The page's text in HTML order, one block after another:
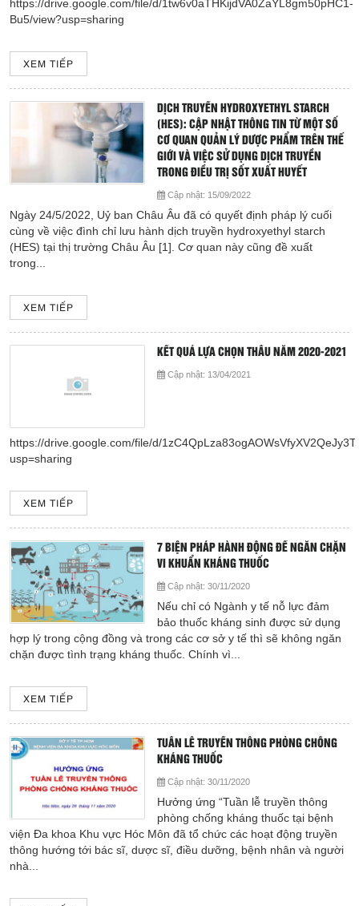
nguyên liệu valsartan do Công ty Zhejiang Huahai Pharmaceutical -
Về việc đảm bảo cung ứng thuốc Histamin 1mg/1ml và Glucagon
Về việc cung ứng thuốc Protamine
DANH MỤC THUỐC BIỆT DƯỢC VÀ GENERIC TRÚNG THẦU
DANH MỤC THUỐC PHẢI KIỂM SOÁT ĐẶC BIỆT (theo Thông tư
số: 20/2017/TT-BYT ngày 10 tháng 5 năm 2017 của Bộ trưởng Bộ Y tế)
Đóng
https://drive.google.com/file/d/1tw6v0aTHKijdVA0ZaYL8gm50pHC1-
Bu5/view?usp=sharing
XEM TIẾP
DỊCH TRUYỀN HYDROXYETHYL STARCH
(HES): CẬP NHẬT THÔNG TIN TỪ MỘT SỐ
CƠ QUAN QUẢN LÝ DƯỢC PHẨM TRÊN THẾ
GIỚI VÀ VIỆC SỬ DỤNG DỊCH TRUYỀN
TRONG ĐIỀU TRỊ SỐT XUẤT HUYẾT
Cập nhật: 15/09/2022
Ngày 24/5/2022, Uỷ ban Châu Âu đã có quyết định pháp lý cuối
cùng về việc đình chỉ lưu hành dịch truyền hydroxyethyl starch
(HES) tại thị trường Châu Âu [1]. Cơ quan này cũng đề xuất
trong...
XEM TIẾP
KẾT QUẢ LỰA CHỌN THẦU NĂM 2020-2021
Cập nhật: 13/04/2021
https://drive.google.com/file/d/
usp=sharing
XEM TIẾP
7 BIỆN PHÁP HÀNH ĐỘNG ĐỂ NGĂN CHẶN
VI KHUẨN KHÁNG THUỐC
Cập nhật: 30/11/2020
Nếu chỉ có Ngành y tế nỗ lực đảm
bảo thuốc kháng sinh được sử dụng
hợp lý trong cộng đồng và trong các cơ sở y tế thì sẽ không ngăn
chặn được tình trạng kháng thuốc. Chính vì...
XEM TIẾP
TUẦN LỄ TRUYỀN THÔNG PHÒNG CHỐNG
KHÁNG THUỐC
Cập nhật: 30/11/2020
Hưởng ứng “Tuần lễ truyền thông
phòng chống kháng thuốc tại bệnh
viện Đa khoa Khu vực Hóc Môn đã tổ chức các hoạt động truyền
thông hướng tới bác sĩ, dược sĩ, điều dưỡng, bệnh nhân và người
nhà...
Hoạt động chuyên môn
Thông báo từ bệnh viện
Thông tin dược phẩm
Công tác xã hội
Hoạt động đoàn thể
Hướng dẫn bệnh nhân
Sơ đồ bệnh viện
Thư viện
Lịch làm việc
Thư giãn
Chỉ số bệnh viện
Báo cáo CTQLCSNB
Liên hệ
Đóng
LIÊN HỆ
Cấp cứu (24/24)
(08) 3710 1445
bvdkhocmon@gmail.com
support@bvdkhocmon.com
COPYRIGHT 2015. ALL RIGHTS RESERVED